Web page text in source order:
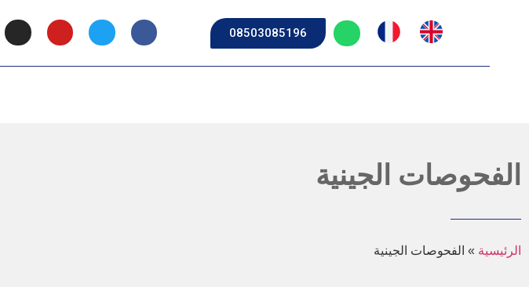
08503085196
الفحوصات الجينية
الرئيسية » الفحوصات الجينية